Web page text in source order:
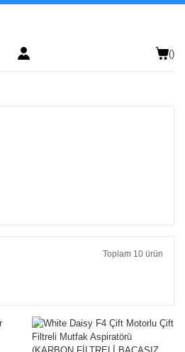
()
Toplam 10 ürün